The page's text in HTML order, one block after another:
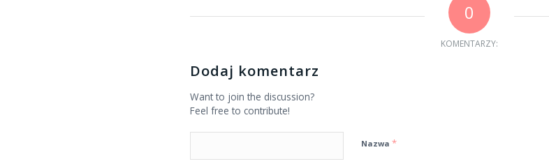
0
KOMENTARZY:
Dodaj komentarz
Want to join the discussion?
Feel free to contribute!
Nazwa *